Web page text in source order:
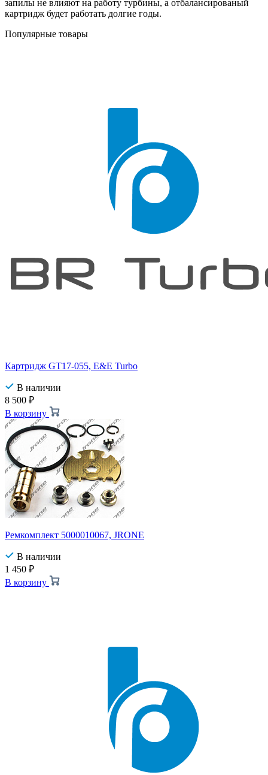
запилы не влияют на работу турбины, а отбалансированый
картридж будет работать долгие годы.
Популярные товары
Картридж GT17-055, E&E Turbo
В наличии
8 500 ₽
В корзину
Ремкомплект 5000010067, JRONE
В наличии
1 450 ₽
В корзину